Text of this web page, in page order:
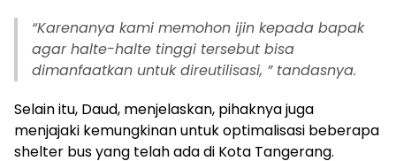
“Karenanya kami memohon ijin kepada bapak
agar halte-halte tinggi tersebut bisa
dimanfaatkan untuk direutilisasi, ” tandasnya.
Selain itu, Daud, menjelaskan, pihaknya juga
menjajaki kemungkinan untuk optimalisasi beberapa
shelter bus yang telah ada di Kota Tangerang.